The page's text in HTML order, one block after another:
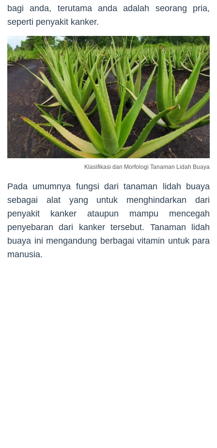
bagi anda, terutama anda adalah seorang pria,
seperti penyakit kanker.
Klasifikasi dan Morfologi Tanaman Lidah Buaya
Pada umumnya fungsi dari tanaman lidah buaya
sebagai alat yang untuk menghindarkan dari
penyakit kanker ataupun mampu mencegah
penyebaran dari kanker tersebut. Tanaman lidah
buaya ini mengandung berbagai vitamin untuk para
manusia.